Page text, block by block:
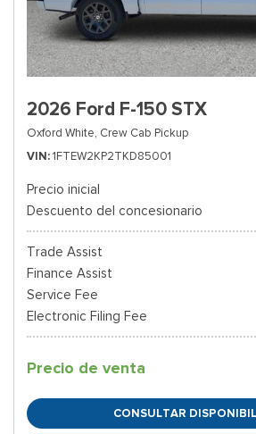
2026 Ford F-150 STX
Oxford White, Crew Cab Pickup
VIN 1FTEW2KP2TKD85001
Precio inicial
Descuento del concesionario
Trade Assist
Finance Assist
Service Fee
Electronic Filing Fee
Precio de venta
CONSULTAR